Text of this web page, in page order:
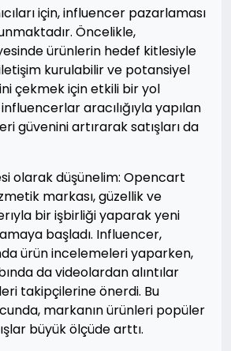
için, influencer pazarlaması
Öncelikle,
ürünlerin hedef kitlesiyle
kurulabilir ve potansiyel
çekmek için etkili bir yol
aracılığıyla yapılan
güvenini artırarak satışları da
olarak düşünelim: Opencart
markası, güzellik ve
bir işbirliği yaparak yeni
başladı. Influencer,
ürün incelemeleri yaparken,
da videolardan alıntılar
takipçilerine önerdi. Bu
markanın ürünleri popüler
büyük ölçüde arttı.